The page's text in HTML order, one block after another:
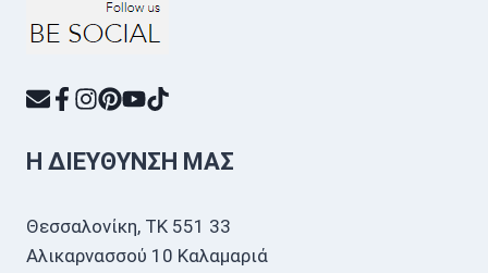
Η ΔΙΕΎΘΥΝΣΗ ΜΑΣ
Θεσσαλονίκη, ΤΚ 551 33
Αλικαρνασσού 10 Καλαμαριά